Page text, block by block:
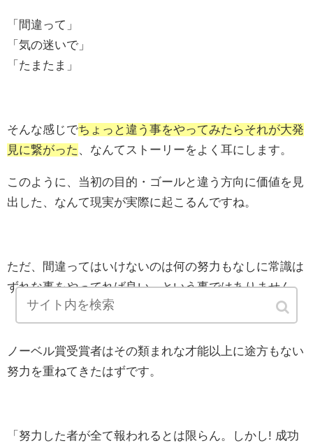
「間違って」
「気の迷いで」
「たまたま」
そんな感じでちょっと違う事をやってみたらそれが大発
見に繋がった 、なんてストーリーをよく耳にします。
このように、当初の目的・ゴールと違う方向に価値を見
出した、なんて現実が実際に起こるんですね。
ただ、間違ってはいけないのは何の努力もなしに常識は
ずれな事をやってれば良い、という事ではありません。
ノーベル賞受賞者はその類まれな才能以上に途方もない
努力を重ねてきたはずです。
「努力した者が全て報われるとは限らん。しかし! 成功